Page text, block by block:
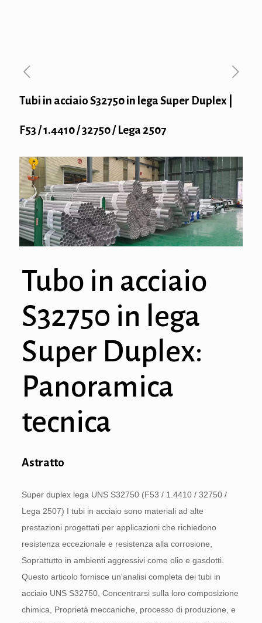
Tubi in acciaio S32750 in lega Super Duplex |
F53 / 1.4410 / 32750 / Lega 2507
Tubo in acciaio
S32750 in lega
Super Duplex:
Panoramica
tecnica
Astratto
Super duplex lega UNS S32750 (F53 / 1.4410 / 32750 /
Lega 2507) I tubi in acciaio sono materiali ad alte
prestazioni progettati per applicazioni che richiedono
resistenza eccezionale e resistenza alla corrosione,
Soprattutto in ambienti aggressivi come olio e gasdotti.
Questo articolo fornisce un'analisi completa dei tubi in
acciaio UNS S32750, Concentrarsi sulla loro composizione
chimica, Proprietà meccaniche, processo di produzione, e